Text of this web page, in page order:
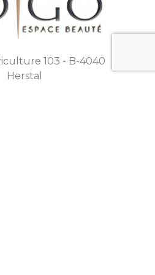
103 - B-4040
Herstal